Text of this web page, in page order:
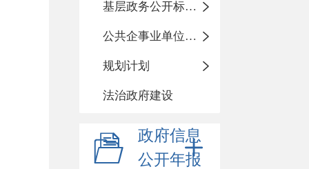
基层政务公开标准化规范化
公共企事业单位信息公开
规划计划
法治政府建设
政府信息
公开年报